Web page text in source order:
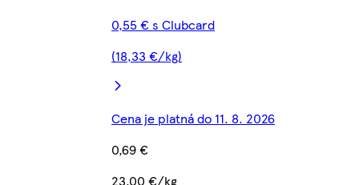
0,55 € s Clubcard
(18,33 €/kg)
Cena je platná do 11. 8. 2026
0,69 €
23,00 €/kg